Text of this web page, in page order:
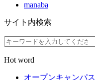
manaba
サイト内検索
Hot word
オープンキャンパス